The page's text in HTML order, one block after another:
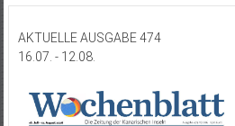
AKTUELLE AUSGABE 474
16.07. - 12.08.